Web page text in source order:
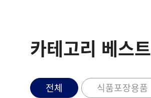
카테고리 베스트
전체 식품포장용품